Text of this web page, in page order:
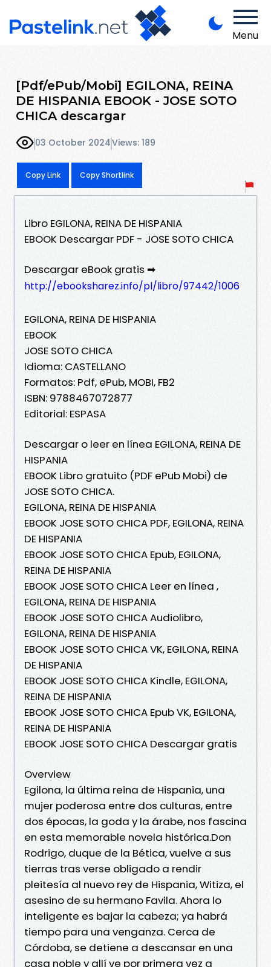
Menu
[Pdf/ePub/Mobi] EGILONA, REINA
DE HISPANIA EBOOK - JOSE SOTO
CHICA descargar
03 October 2024Views: 189
Copy Link Copy Shortlink
Libro EGILONA, REINA DE HISPANIA
EBOOK Descargar PDF - JOSE SOTO CHICA
Descargar eBook gratis ➡
http://ebooksharez.info/pl/libro/97442/1006
EGILONA, REINA DE HISPANIA
EBOOK
JOSE SOTO CHICA
Idioma: CASTELLANO
Formatos: Pdf, ePub, MOBI, FB2
ISBN: 9788467072877
Editorial: ESPASA
Descargar o leer en línea EGILONA, REINA DE
HISPANIA
EBOOK Libro gratuito (PDF ePub Mobi) de
JOSE SOTO CHICA.
EGILONA, REINA DE HISPANIA
EBOOK JOSE SOTO CHICA PDF, EGILONA, REINA
DE HISPANIA
EBOOK JOSE SOTO CHICA Epub, EGILONA,
REINA DE HISPANIA
EBOOK JOSE SOTO CHICA Leer en línea ,
EGILONA, REINA DE HISPANIA
EBOOK JOSE SOTO CHICA Audiolibro,
EGILONA, REINA DE HISPANIA
EBOOK JOSE SOTO CHICA VK, EGILONA, REINA
DE HISPANIA
EBOOK JOSE SOTO CHICA Kindle, EGILONA,
REINA DE HISPANIA
EBOOK JOSE SOTO CHICA Epub VK, EGILONA,
REINA DE HISPANIA
EBOOK JOSE SOTO CHICA Descargar gratis
Overview
Egilona, la última reina de Hispania, una
mujer poderosa entre dos culturas, entre
dos épocas, la goda y la árabe, nos fascina
en esta memorable novela histórica.Don
Rodrigo, duque de la Bética, vuelve a sus
tierras tras verse obligado a rendir
pleitesía al nuevo rey de Hispania, Witiza, el
asesino de su hermano Favila. Ahora lo
inteligente es bajar la cabeza; ya habrá
tiempo para una venganza. Cerca de
Córdoba, se detiene a descansar en una
casa noble y allí ve por primera vez a